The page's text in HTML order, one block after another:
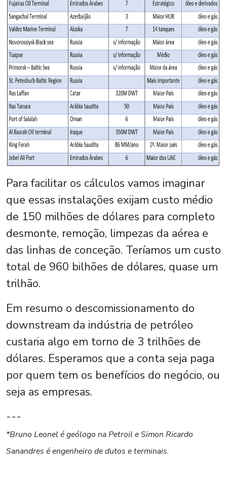
Para facilitar os cálculos vamos imaginar
que essas instalações exijam custo médio
de 150 milhões de dólares para completo
desmonte, remoção, limpezas da aérea e
das linhas de conceção. Teríamos um custo
total de 960 bilhões de dólares, quase um
trilhão.
Em resumo o descomissionamento do
downstream da indústria de petróleo
custaria algo em torno de 3 trilhões de
dólares. Esperamos que a conta seja paga
por quem tem os benefícios do negócio, ou
seja as empresas.
---
*Bruno Leonel é geólogo na Petroil e Simon Ricardo
Sanandres é engenheiro de dutos e terminais.